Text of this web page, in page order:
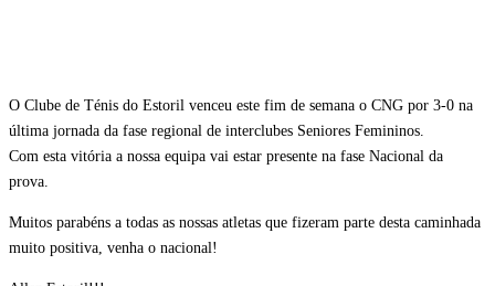
O Clube de Ténis do Estoril venceu este fim de semana o CNG por 3-0 na
última jornada da fase regional de interclubes Seniores Femininos.
Com esta vitória a nossa equipa vai estar presente na fase Nacional da
prova.
Muitos parabéns a todas as nossas atletas que fizeram parte desta caminhada
muito positiva, venha o nacional!